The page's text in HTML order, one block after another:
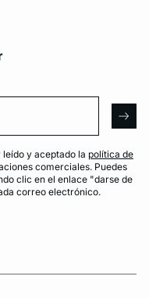
y aceptado la política de
comerciales. Puedes
clic en el enlace "darse de
correo electrónico.